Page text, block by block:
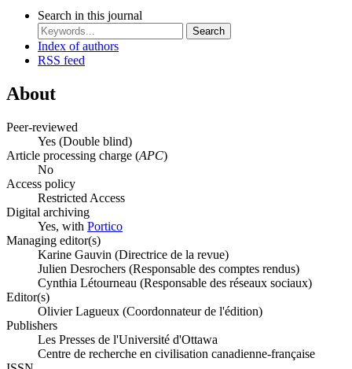
Search in this journal
Search
Index of authors
RSS feed
About
Peer-reviewed
Yes (Double blind)
Article processing charge (APC)
No
Access policy
Restricted Access
Digital archiving
Yes, with Portico
Managing editor(s)
Karine Gauvin (Directrice de la revue)
Julien Desrochers (Responsable des comptes rendus)
Cynthia Létourneau (Responsable des réseaux sociaux)
Editor(s)
Olivier Lagueux (Coordonnateur de l'édition)
Publishers
Les Presses de l'Université d'Ottawa
Centre de recherche en civilisation canadienne-française